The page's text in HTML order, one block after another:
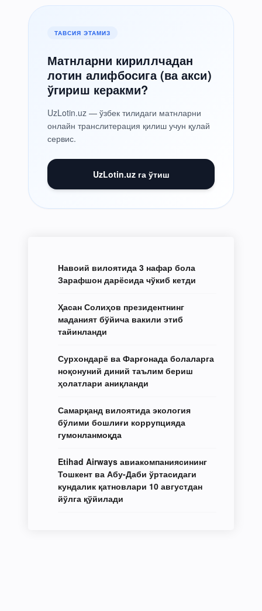
ТАВСИЯ ЭТАМИЗ
Матнларни кириллчадан
лотин алифбосига (ва акси)
ўгириш керакми?
UzLotin.uz — ўзбек тилидаги матнларни
онлайн транслитерация қилиш учун қулай
сервис.
UzLotin.uz га ўтиш
Навоий вилоятида 3 нафар бола
Зарафшон дарёсида чўкиб кетди
Ҳасан Солиҳов президентнинг
маданият бўйича вакили этиб
тайинланди
Сурхондарё ва Фарғонада болаларга
ноқонуний диний таълим бериш
ҳолатлари аниқланди
Самарқанд вилоятида экология
бўлими бошлиғи коррупцияда
гумонланмоқда
Etihad Airways авиакомпаниясининг
Тошкент ва Абу-Даби ўртасидаги
кундалик қатновлари 10 августдан
йўлга қўйилади